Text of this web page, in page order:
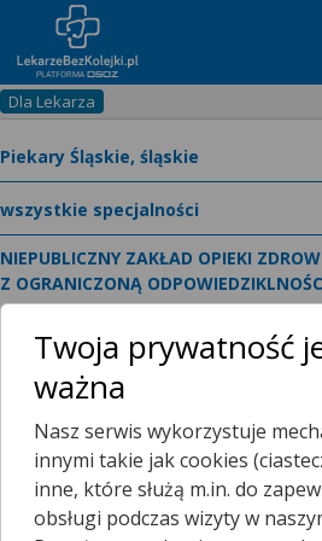
Dla Lekarza
NIEPUBLICZNY ZAKŁAD OPIEKI
Z OGRANICZONĄ
Gen. Maczka 13
Telefon: Wyświetl numertelefonu do placowki
Twoja prywatność
ważna
Nasz serwis wykorzystuje
innymi takie jak cookies
inne, które służą m.in. do
obsługi podczas wizyty w